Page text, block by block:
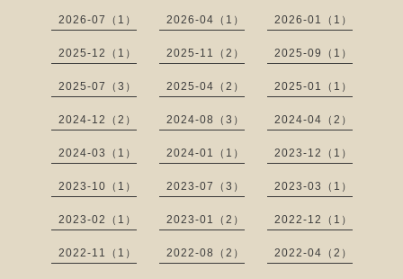
2026-07（1） 2026-04（1） 2026-01（1）
2025-12（1） 2025-11（2） 2025-09（1）
2025-07（3） 2025-04（2） 2025-01（1）
2024-12（2） 2024-08（3） 2024-04（2）
2024-03（1） 2024-01（1） 2023-12（1）
2023-10（1） 2023-07（3） 2023-03（1）
2023-02（1） 2023-01（2） 2022-12（1）
2022-11（1） 2022-08（2） 2022-04（2）